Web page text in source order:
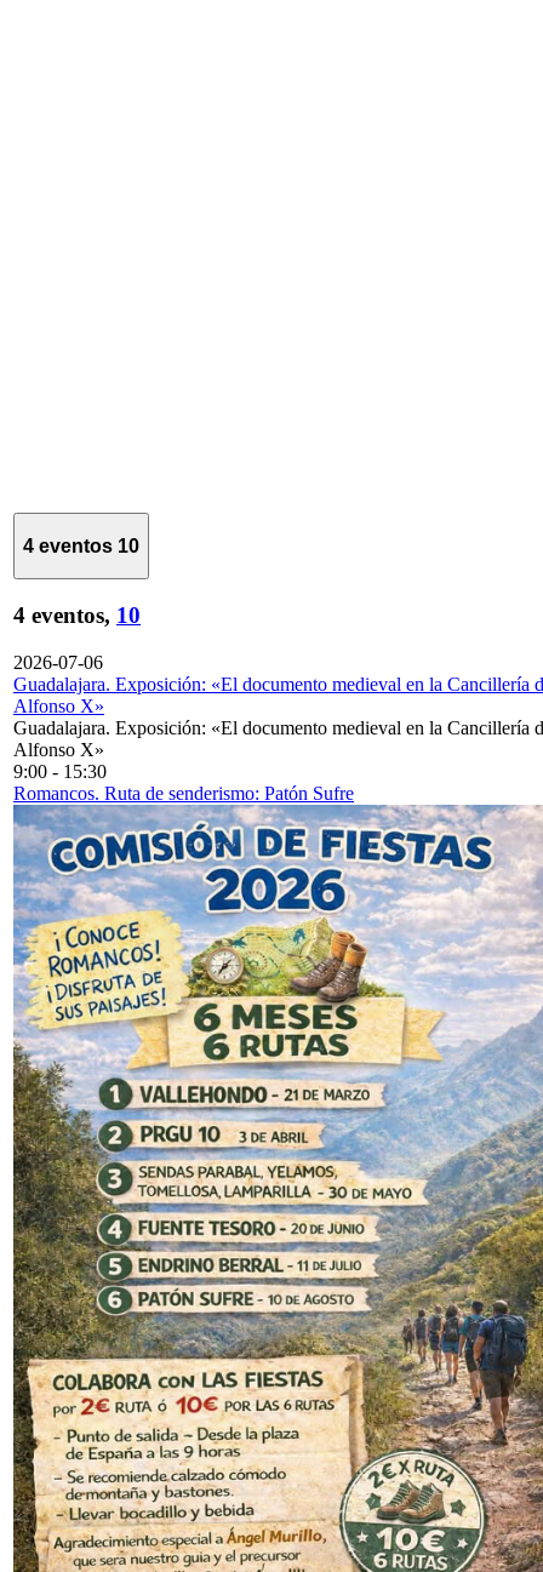
4 eventos 10
4 eventos, 10
2026-07-06
Guadalajara. Exposición: «El documento medieval en la Cancillería
Alfonso X»
Guadalajara. Exposición: «El documento medieval en la Cancillería
Alfonso X»
9:00 - 15:30
Romancos. Ruta de senderismo: Patón Sufre